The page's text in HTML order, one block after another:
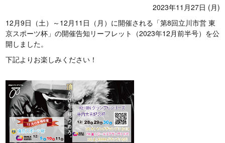
2023年11月27日 (月)
12月9日（土）～12月11日（月）に開催される「第8回立川市営 東
京スポーツ杯」の開催告知リーフレット（2023年12月前半号）を公
開しました。
下記よりお楽しみください！